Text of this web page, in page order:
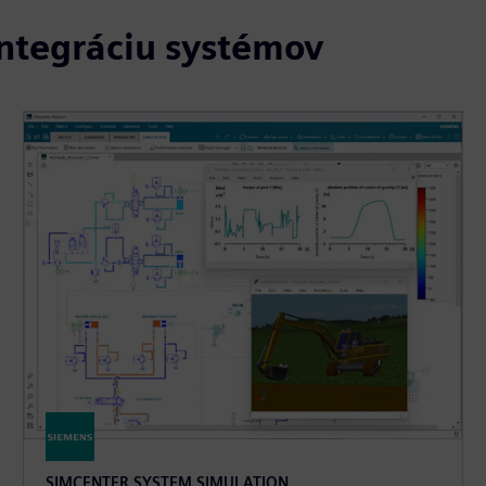
systémov
SIMCENTER SYSTEM SIMULATION